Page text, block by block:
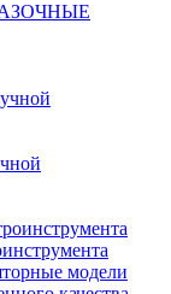
модели